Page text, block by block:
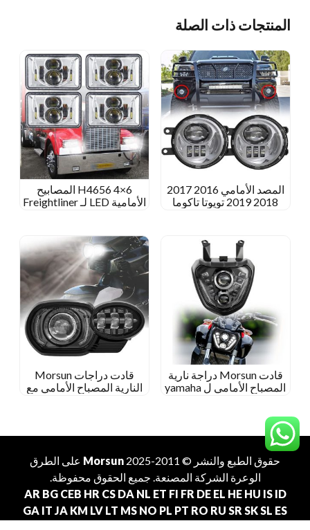
المنتجات ذات الصلة
H4656 4×6 المصابيح
الأمامية LED لـ Freightliner
جهاز العرض
المصد الأمامي 2016 2017
2018 2019 تويوتا تاكوما
قادت دراجات Morsun
النارية المصباح الأمامي مع
قادت Morsun دراجة نارية
المصباح الأمامي ل yamaha
حقوق الطبع والنشر © 2011-2025 Morsun على الطرق
الوعرة الشركة المصنعة. جميع الحقوق محفوظة.
AR BG CEB HR CS DA NL ET FI FR DE EL HE HU IS ID
GA IT JA KM LV LT MS NO PL PT RO RU SR SKSL ES